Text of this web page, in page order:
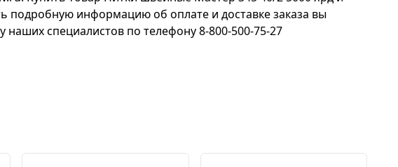
подробную информацию об оплате и доставке заказа вы
наших специалистов по телефону 8-800-500-75-27